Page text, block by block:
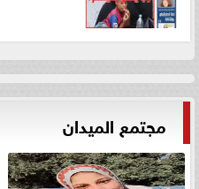
مجتمع الميدان